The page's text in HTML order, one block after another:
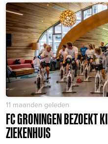
11 maanden geleden
FC GRONINGEN BEZOEKT
ZIEKENHUIS